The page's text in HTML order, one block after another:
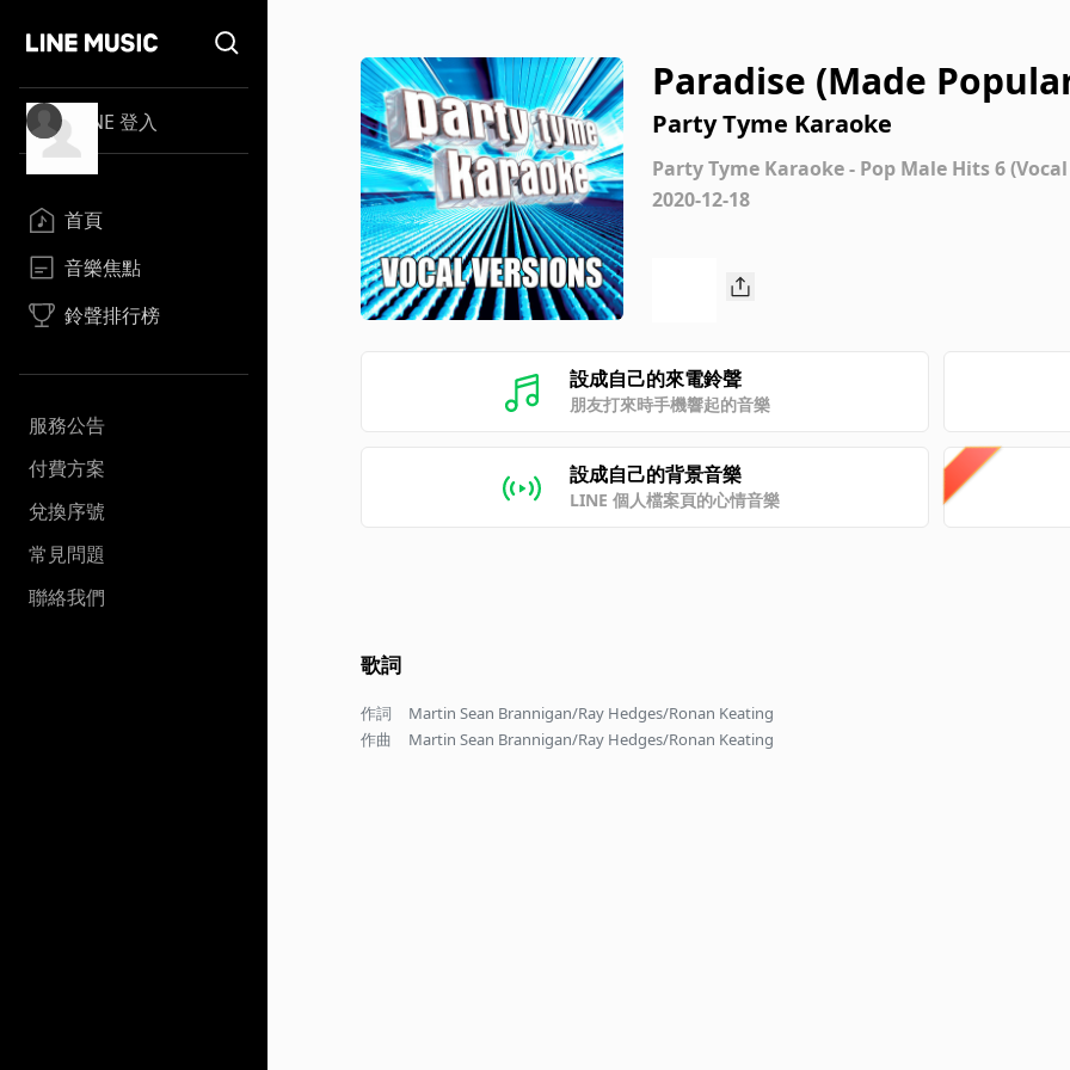
LINE 登入
首頁
音樂焦點
鈴聲排行榜
服務公告
付費方案
兌換序號
常見問題
聯絡我們
Paradise (Made
ion]
Party Tyme Karaoke
Party Tyme Karaoke - Pop Male Hits 6
2020-12-18
設成自己的來電鈴聲
朋友打來時手機響起的音樂
設成自己的背景音樂
LINE 個人檔案頁的心情音樂
歌詞
作詞
Martin Sean Brannigan/Ray Hedges/Ronan Keating
作曲
Martin Sean Brannigan/Ray Hedges/Ronan Keating